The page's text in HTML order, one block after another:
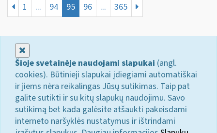
1 ... 94 95 96 ... 365
Šioje svetainėje naudojami slapukai (angl.
cookies). Būtinieji slapukai įdiegiami automatiškai
ir jiems nėra reikalingas Jūsų sutikimas. Taip pat
galite sutikti ir su kitų slapukų naudojimu. Savo
sutikimą bet kada galėsite atšaukti pakeisdami
interneto naršyklės nustatymus ir ištrindami